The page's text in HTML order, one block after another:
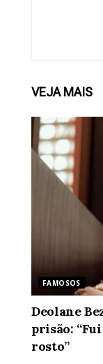
VEJAMAIS
FAMOSOS
Deolane
prisão:
rosto”